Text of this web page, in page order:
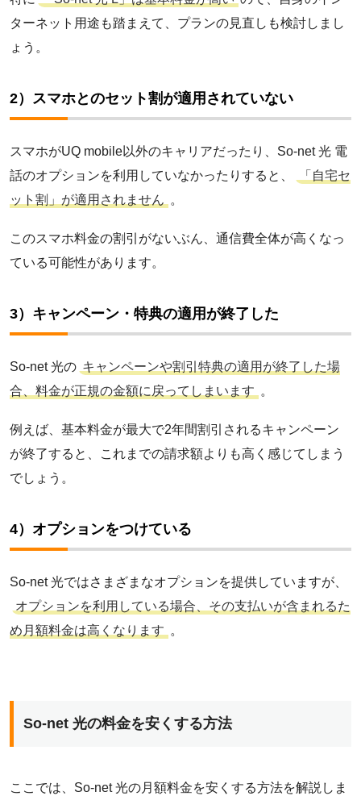
BIGLOBE光
eo光
コミュファ光
SoftBank 光
メガ・エッグ光
ピカラ光ねっと
BBIQ光
@nifty光
GMOとくとくBB光
ターネット用途も踏まえて、プランの見直しも検討しまし
ょう。
2）スマホとのセット割が適用されていない
スマホがUQ mobile以外のキャリアだったり、So-net 光 電
話のオプションを利用していなかったりすると、
「自宅セ
ット割」が適用されません 。
このスマホ料金の割引がないぶん、通信費全体が高くなっ
ている可能性があります。
3）キャンペーン・特典の適用が終了した
So-net 光の キャンペーンや割引特典の適用が終了した場
合、料金が正規の金額に戻ってしまいます 。
例えば、基本料金が最大で2年間割引されるキャンペーン
が終了すると、これまでの請求額よりも高く感じてしまう
でしょう。
4）オプションをつけている
So-net 光ではさまざまなオプションを提供していますが、
オプションを利用している場合、その支払いが含まれるた
め月額料金は高くなります 。
So-net 光の料金を安くする方法
ここでは、So-net 光の月額料金を安くする方法を解説しま